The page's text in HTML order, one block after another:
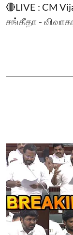
🔴LIVE : CM
சங்கீதா -